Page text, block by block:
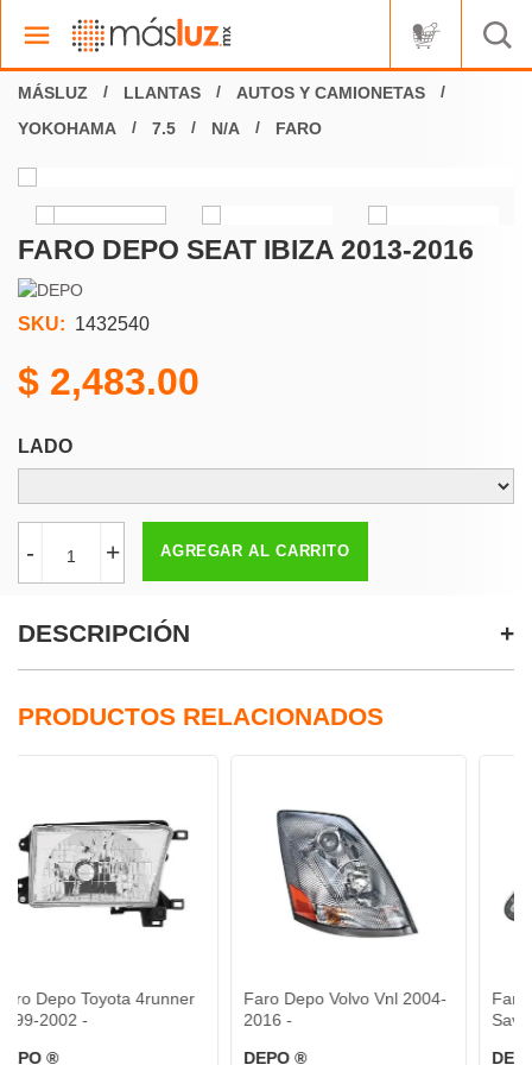
LLANTAS
AUTOS Y CAMIONETAS
YOKOHAMA
7.5 N/A FARO
FARO DEPO SEAT IBIZA 2013-2016
SKU: 1432540
2,483.00
LADO
- + AGREGAR AL CARRITO
DESCRIPCIÓN
PRODUCTOS RELACIONADOS
4runner
Faro Depo Volvo Vnl 2004-
Faro Depo
Saveiro 2009-